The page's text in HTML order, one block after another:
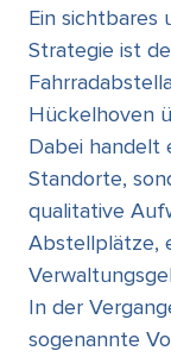
Ein sichtbares
Strategie ist
Hückelhoven
Dabei handelt
Standorte,
qualitative
Abstellplätze,
In der
sogenannte